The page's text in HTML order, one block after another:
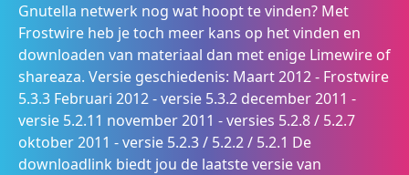
Gnutella netwerk nog wat hoopt te vinden? Met
Frostwire heb je toch meer kans op het vinden en
downloaden van materiaal dan met enige Limewire of
shareaza. Versie geschiedenis: Maart 2012 - Frostwire
5.3.3 Februari 2012 - versie 5.3.2 december 2011 -
versie 5.2.11 november 2011 - versies 5.2.8 / 5.2.7
oktober 2011 - versie 5.2.3 / 5.2.2 / 5.2.1 De
downloadlink biedt jou de laatste versie van